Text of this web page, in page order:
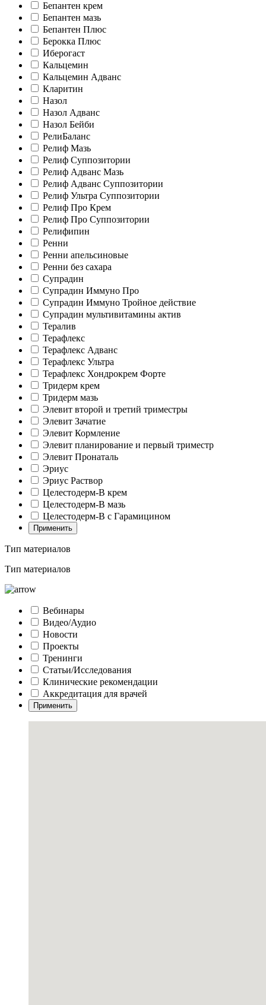
Бепантен крем
Бепантен мазь
Бепантен Плюс
Берокка Плюс
Иберогаст
Кальцемин
Кальцемин Адванс
Кларитин
Назол
Назол Адванс
Назол Бейби
РелиБаланс
Релиф Мазь
Релиф Суппозитории
Релиф Адванс Мазь
Релиф Адванс Суппозитории
Релиф Ультра Суппозитории
Релиф Про Крем
Релиф Про Суппозитории
Релифипин
Ренни
Ренни апельсиновые
Ренни без сахара
Супрадин
Супрадин Иммуно Про
Супрадин Иммуно Тройное действие
Супрадин мультивитамины актив
Тералив
Терафлекс
Терафлекс Адванс
Терафлекс Ультра
Терафлекс Хондрокрем Форте
Тридерм крем
Тридерм мазь
Элевит второй и третий триместры
Элевит Зачатие
Элевит Кормление
Элевит планирование и первый триместр
Элевит Пронаталь
Эриус
Эриус Раствор
Целестодерм-В крем
Целестодерм-В мазь
Целестодерм-В с Гарамицином
Применить
Тип материалов
Тип материалов
Вебинары
Видео/Аудио
Новости
Проекты
Тренинги
Статьи/Исследования
Клинические рекомендации
Аккредитация для врачей
Применить